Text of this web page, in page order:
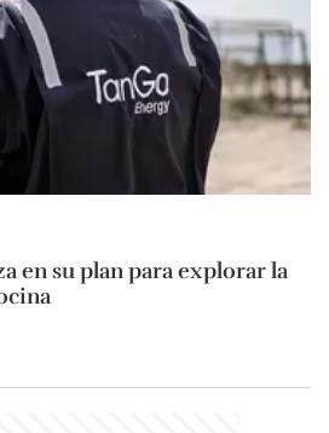
en su plan para explorar la